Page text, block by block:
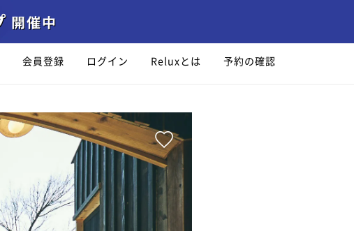
会員登録 ログイン Reluxとは 予約の確認